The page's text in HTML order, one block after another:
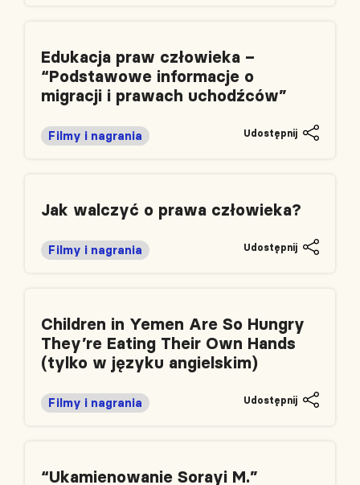
Edukacja praw człowieka –
“Podstawowe informacje o
migracji i prawach uchodźców”
Filmy i nagrania Udostępnij
Jak walczyć o prawa człowieka?
Filmy i nagrania Udostępnij
Children in Yemen Are So Hungry
They’re Eating Their Own Hands
(tylko w języku angielskim)
Filmy i nagrania Udostępnij
“Ukamienowanie Sorayi M.”